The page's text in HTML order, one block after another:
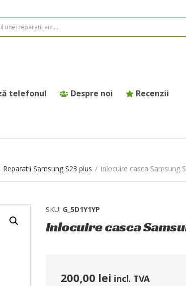
telefonul Despre noi Recenzii
Reparatii Samsung S23 plus / Inlocuire casca Samsung
SKU: G_5D1Y1YP
Inlocuire casca
200,00 lei incl. TVA